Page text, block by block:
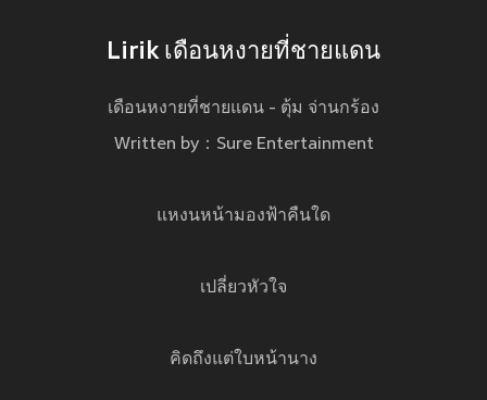
Lirik เดือนหงายที่ชายแดน
เดือนหงายที่ชายแดน - ตุ้ม จ่านกร้อง
Written by：Sure Entertainment
แหงนหน้ามองฟ้าคืนใด
เปลี่ยวหัวใจ
คิดถึงแต่ใบหน้านาง